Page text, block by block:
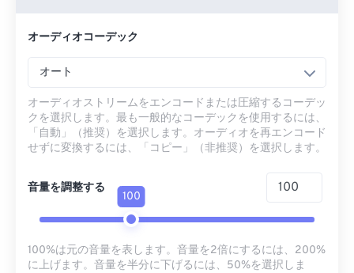
オーディオコーデック
オート
オーディオストリームをエンコードまたは圧縮するコーデッ
クを選択します。最も一般的なコーデックを使用するには、
「自動」（推奨）を選択します。オーディオを再エンコード
せずに変換するには、「コピー」（非推奨）を選択します。
音量を調整する
100
100%は元の音量を表します。音量を2倍にするには、200%
に上げます。音量を半分に下げるには、50%を選択しま